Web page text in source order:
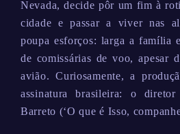
Nevada, decide pôr um fim à
cidade e passar a viver nas
poupa esforços: larga a família
de comissárias de voo, apesar
avião. Curiosamente, a
assinatura brasileira: o
Barreto (‘O que é Isso,